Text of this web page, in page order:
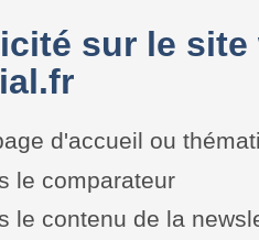
sur le site
d'accueil ou
le comparateur
le contenu de la